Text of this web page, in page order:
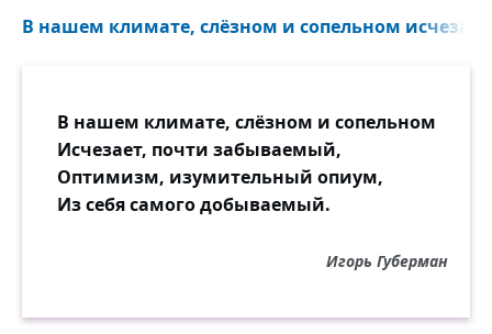
В нашем климате, слёзном и сопельном
В нашем климате, слёзном и сопельном
Исчезает, почти забываемый,
Оптимизм, изумительный опиум,
Из себя самого добываемый.
Игорь Губерман